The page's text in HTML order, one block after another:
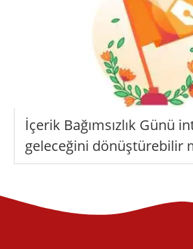
İçerik Bağımsızlık Günü
geleceğini dönüştürebilir